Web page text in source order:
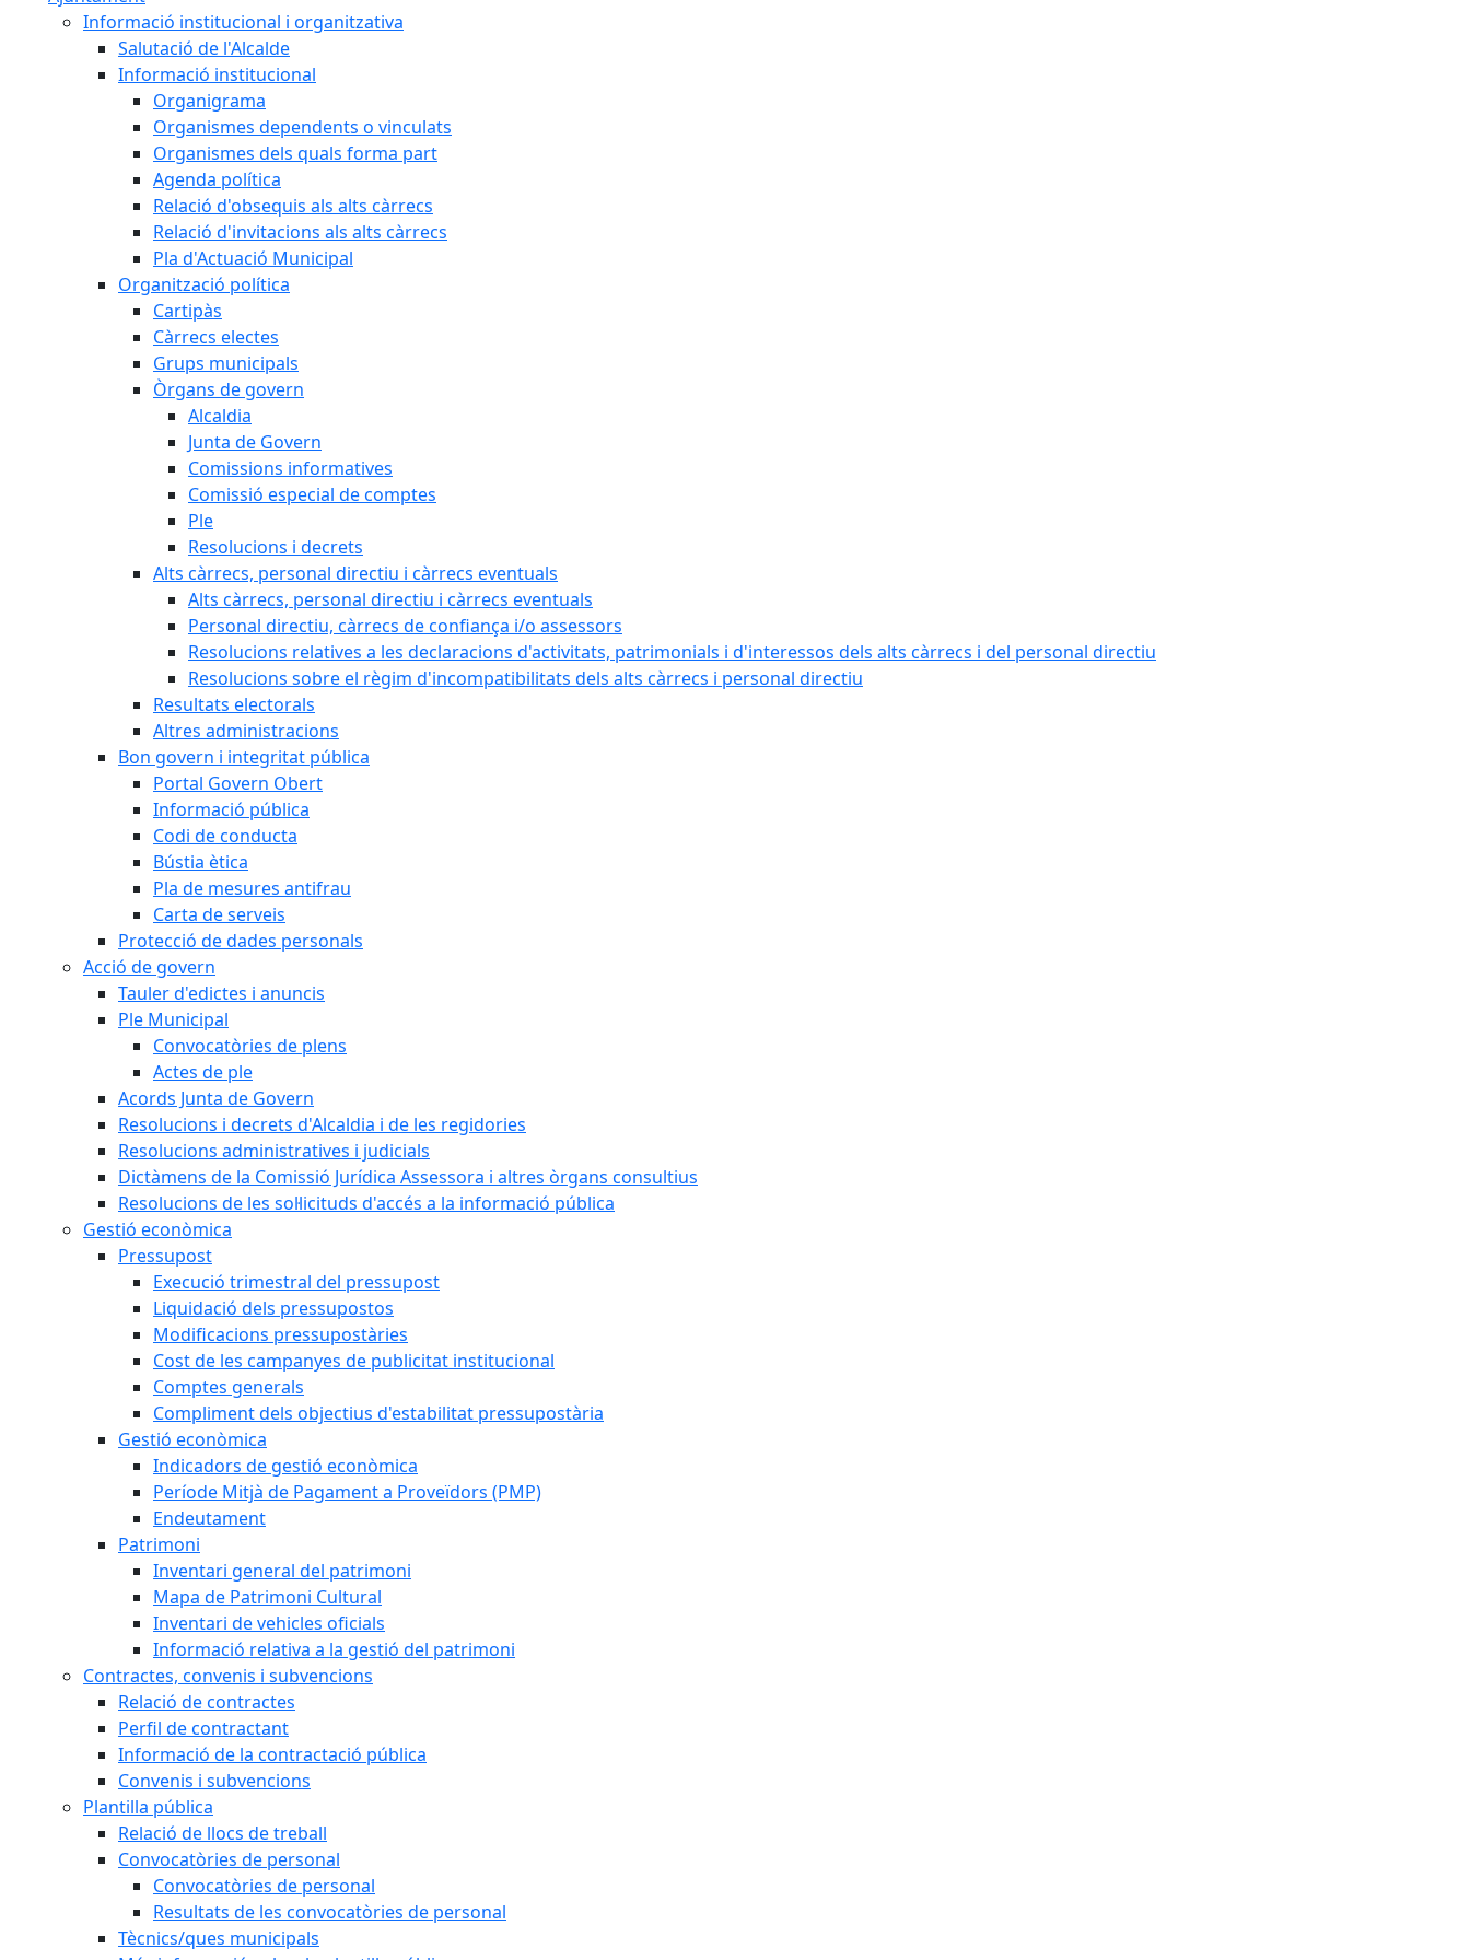
Informació institucional i organitzativa
Salutació de l'Alcalde
Informació institucional
Organigrama
Organismes dependents o vinculats
Organismes dels quals forma part
Agenda política
Relació d'obsequis als alts càrrecs
Relació d'invitacions als alts càrrecs
Pla d'Actuació Municipal
Organització política
Cartipàs
Càrrecs electes
Grups municipals
Òrgans de govern
Alcaldia
Junta de Govern
Comissions informatives
Comissió especial de comptes
Ple
Resolucions i decrets
Alts càrrecs, personal directiu i càrrecs eventuals
Alts càrrecs, personal directiu i càrrecs eventuals
Personal directiu, càrrecs de confiança i/o assessors
Resolucions relatives a les declaracions d'activitats, patrimonials i d'interessos dels alts càrrecs i del personal directiu
Resolucions sobre el règim d'incompatibilitats dels alts càrrecs i personal directiu
Resultats electorals
Altres administracions
Bon govern i integritat pública
Portal Govern Obert
Informació pública
Codi de conducta
Bústia ètica
Pla de mesures antifrau
Carta de serveis
Protecció de dades personals
Acció de govern
Tauler d'edictes i anuncis
Ple Municipal
Convocatòries de plens
Actes de ple
Acords Junta de Govern
Resolucions i decrets d'Alcaldia i de les regidories
Resolucions administratives i judicials
Dictàmens de la Comissió Jurídica Assessora i altres òrgans consultius
Resolucions de les sol·licituds d'accés a la informació pública
Gestió econòmica
Pressupost
Execució trimestral del pressupost
Liquidació dels pressupostos
Modificacions pressupostàries
Cost de les campanyes de publicitat institucional
Comptes generals
Compliment dels objectius d'estabilitat pressupostària
Gestió econòmica
Indicadors de gestió econòmica
Període Mitjà de Pagament a Proveïdors (PMP)
Endeutament
Patrimoni
Inventari general del patrimoni
Mapa de Patrimoni Cultural
Inventari de vehicles oficials
Informació relativa a la gestió del patrimoni
Contractes, convenis i subvencions
Relació de contractes
Perfil de contractant
Informació de la contractació pública
Convenis i subvencions
Plantilla pública
Relació de llocs de treball
Convocatòries de personal
Convocatòries de personal
Resultats de les convocatòries de personal
Tècnics/ques municipals